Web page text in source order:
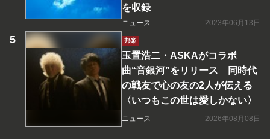
を収録
ニュース 2023年06月13日
邦楽
玉置浩二・ASKAがコラボ
曲“音銀河”をリリース 同時代
の戦友で心の友の2人が伝える
〈いつもこの世は愛しかない〉
ニュース 2026年08月08日